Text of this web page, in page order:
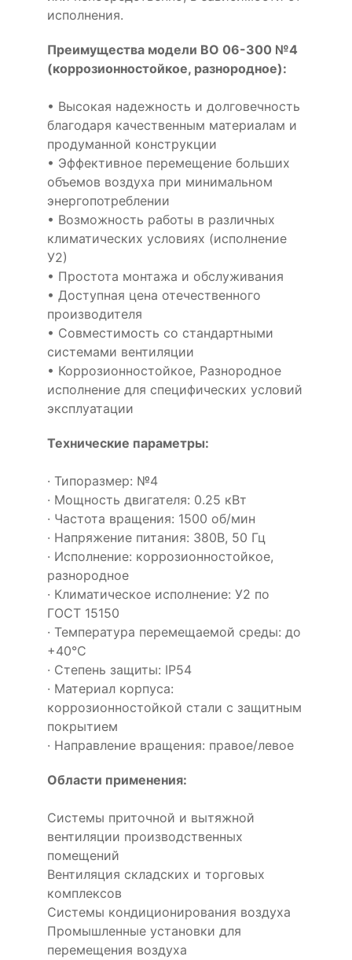
исполнения.
Преимущества модели ВО 06-300 №4
(коррозионностойкое, разнородное):
• Высокая надежность и долговечность
благодаря качественным материалам и
продуманной конструкции
• Эффективное перемещение больших
объемов воздуха при минимальном
энергопотреблении
• Возможность работы в различных
климатических условиях (исполнение
У2)
• Простота монтажа и обслуживания
• Доступная цена отечественного
производителя
• Совместимость со стандартными
системами вентиляции
• Коррозионностойкое, Разнородное
исполнение для специфических условий
эксплуатации
Технические параметры:
· Типоразмер: №4
· Мощность двигателя: 0.25 кВт
· Частота вращения: 1500 об/мин
· Напряжение питания: 380В, 50 Гц
· Исполнение: коррозионностойкое,
разнородное
· Климатическое исполнение: У2 по
ГОСТ 15150
· Температура перемещаемой среды: до
+40°С
· Степень защиты: IP54
· Материал корпуса:
коррозионностойкой стали с защитным
покрытием
· Направление вращения: правое/левое
Области применения:
Системы приточной и вытяжной
вентиляции производственных
помещений
Вентиляция складских и торговых
комплексов
Системы кондиционирования воздуха
Промышленные установки для
перемещения воздуха